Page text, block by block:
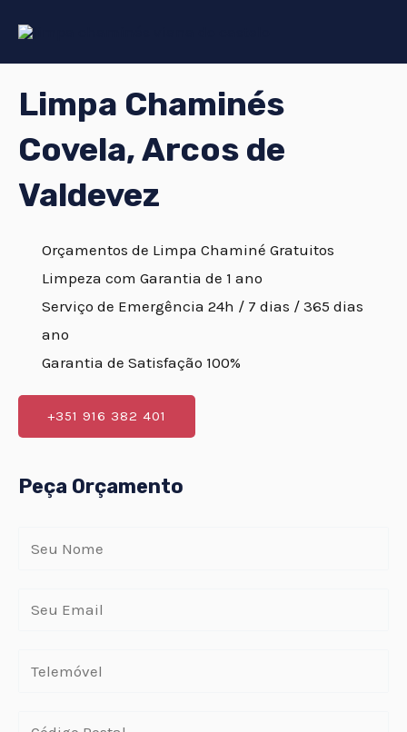
content
Limpa Chaminés
Covela, Arcos de
Valdevez
Orçamentos de Limpa Chaminé Gratuitos
Limpeza com Garantia de 1 ano
Serviço de Emergência 24h / 7 dias / 365 dias
ano
Garantia de Satisfação 100%
+351 916 382 401
Peça Orçamento